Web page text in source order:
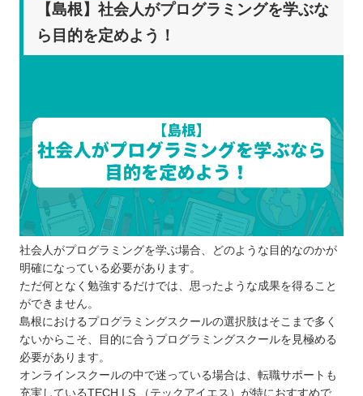
【島根】社会人がプログラミングを学ぶな
ら目的を定めよう！
社会人がプログラミングを学ぶ場合、どのような目的なのかが
明確になっている必要があります。
ただ何となく勉強するだけでは、思ったような成果を得ること
ができません。
島根におけるプログラミングスクールの選択肢はそこまで多く
ないからこそ、目的に合うプログラミングスクールを見極める
必要があります。
オンラインスクールの中で迷っている場合は、転職サポートも
充実しているTECH I.S.（テックアイエス）が特におすすめで